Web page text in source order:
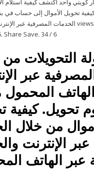
(إبريل) 2020 كيفية تحويل الأموال إلى حساب
Share Save. 34 / 6
التحويلات
عبر
المحمول
تحويل. كيفية
من خلال
الإنترنت